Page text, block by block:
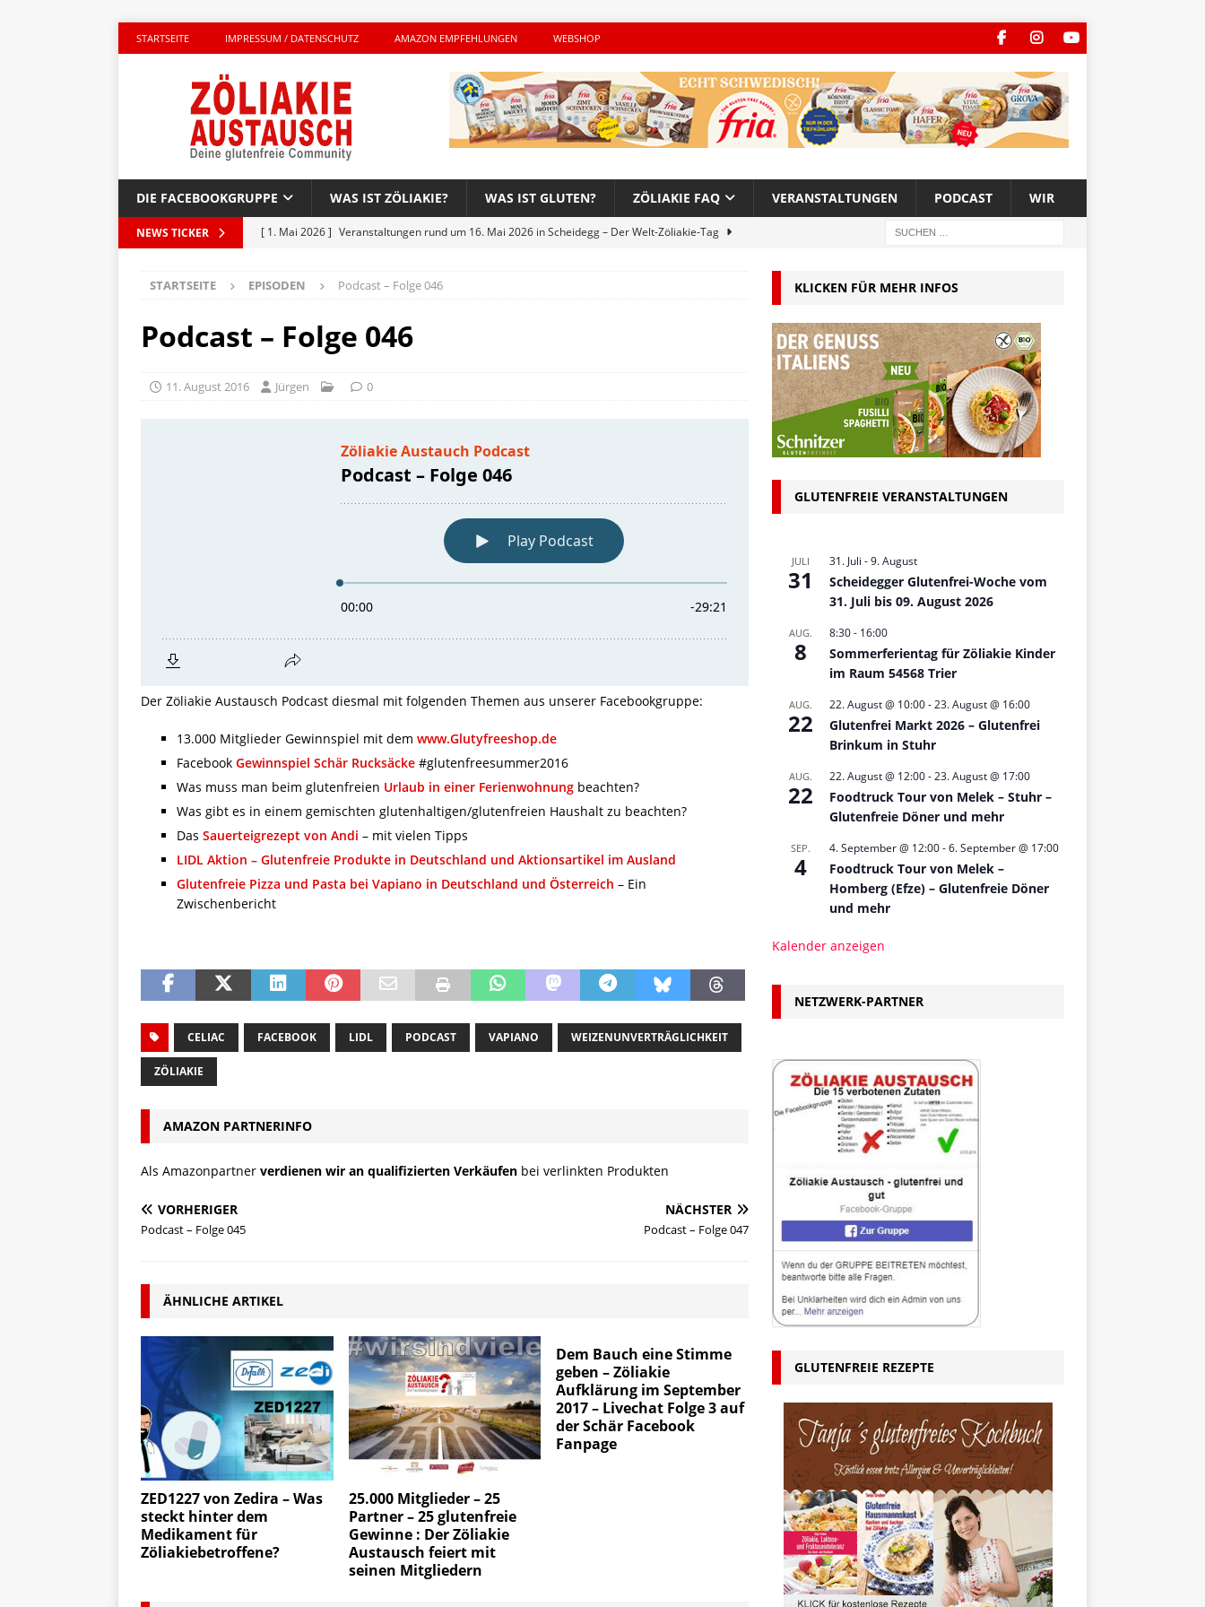
STARTSEITE IMPRESSUM / DATENSCHUTZ AMAZON EMPFEHLUNGEN WEBSHOP
DIE FACEBOOKGRUPPE WAS IST ZÖLIAKIE? WAS IST GLUTEN? ZÖLIAKIE FAQ VERANSTALTUNGEN PODCAST WIR
NEWS TICKER [ 1. Mai 2026 ] Veranstaltungen rund um 16. Mai 2026 in Scheidegg – Der Welt-Zöliakie-Tag
[ 27. April 2026 ] Komplett glutenfreie Woche bei Hans im Glück – Es geht auch 2026 weiter!
AKTIONEN
[ 23. April 2026 ]
PRODUKTTEST
ALLGEMEIN
Katha backt glutenfrei – Das Familienbackbuch für Groß und Klein
STARTSEITE EPISODEN Podcast – Folge 046
Podcast – Folge 046
11. August 2016 Jürgen 0
Der Zöliakie Austausch Podcast diesmal mit folgenden Themen aus unserer Facebookgruppe:
13.000 Mitglieder Gewinnspiel mit dem www.Glutyfreeshop.de
Facebook Gewinnspiel Schär Rucksäcke #glutenfreesummer2016
Was muss man beim glutenfreien Urlaub in einer Ferienwohnung beachten?
Was gibt es in einem gemischten glutenhaltigen/glutenfreien Haushalt zu beachten?
Das Sauerteigrezept von Andi – mit vielen Tipps
LIDL Aktion – Glutenfreie Produkte in Deutschland und Aktionsartikel im Ausland
Glutenfreie Pizza und Pasta bei Vapiano in Deutschland und Österreich – Ein
Zwischenbericht
CELIAC FACEBOOK LIDL PODCAST VAPIANO WEIZENUNVERTRÄGLICHKEIT
ZÖLIAKIE
AMAZON PARTNERINFO
Als Amazonpartner verdienen wir an qualifizierten Verkäufen bei verlinkten Produkten
VORHERIGER
Podcast – Folge 045
NÄCHSTER
Podcast – Folge 047
ÄHNLICHE ARTIKEL
ZED1227 von Zedira – Was
steckt hinter dem
Medikament für
Zöliakiebetroffene?
25.000 Mitglieder – 25
Partner – 25 glutenfreie
Gewinne : Der Zöliakie
Austausch feiert mit
seinen Mitgliedern
Dem Bauch eine Stimme
geben – Zöliakie
Aufklärung im September
2017 – Livechat Folge 3 auf
der Schär Facebook
Fanpage
KLICKEN FÜR MEHR INFOS
GLUTENFREIE VERANSTALTUNGEN
JULI
31
31. Juli -9. August
Scheidegger Glutenfrei-Woche vom
31. Juli bis 09. August 2026
AUG.
8
8:30- 16:00
Sommerferientag für Zöliakie Kinder
im Raum 54568 Trier
AUG.
22
22. August @ 10:00-23. August @ 16:00
Glutenfrei Markt 2026 – Glutenfrei
Brinkum in Stuhr
AUG.
22
22. August @ 12:00-23. August @ 17:00
Foodtruck Tour von Melek – Stuhr –
Glutenfreie Döner und mehr
SEP.
4
4. September @ 12:00-6. September @ 17:00
Foodtruck Tour von Melek –
Homberg (Efze) – Glutenfreie Döner
und mehr
Kalender anzeigen
NETZWERK-PARTNER
GLUTENFREIE REZEPTE